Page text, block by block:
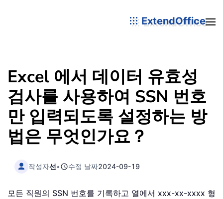
ExtendOffice
Excel 에서 데이터 유효성
검사를 사용하여 SSN 번호
만 입력되도록 설정하는 방
법은 무엇인가요？
작성자선• 수정 날짜2024-09-19
모든 직원의 SSN 번호를 기록하고 열에서 xxx-xx-xxxx 형